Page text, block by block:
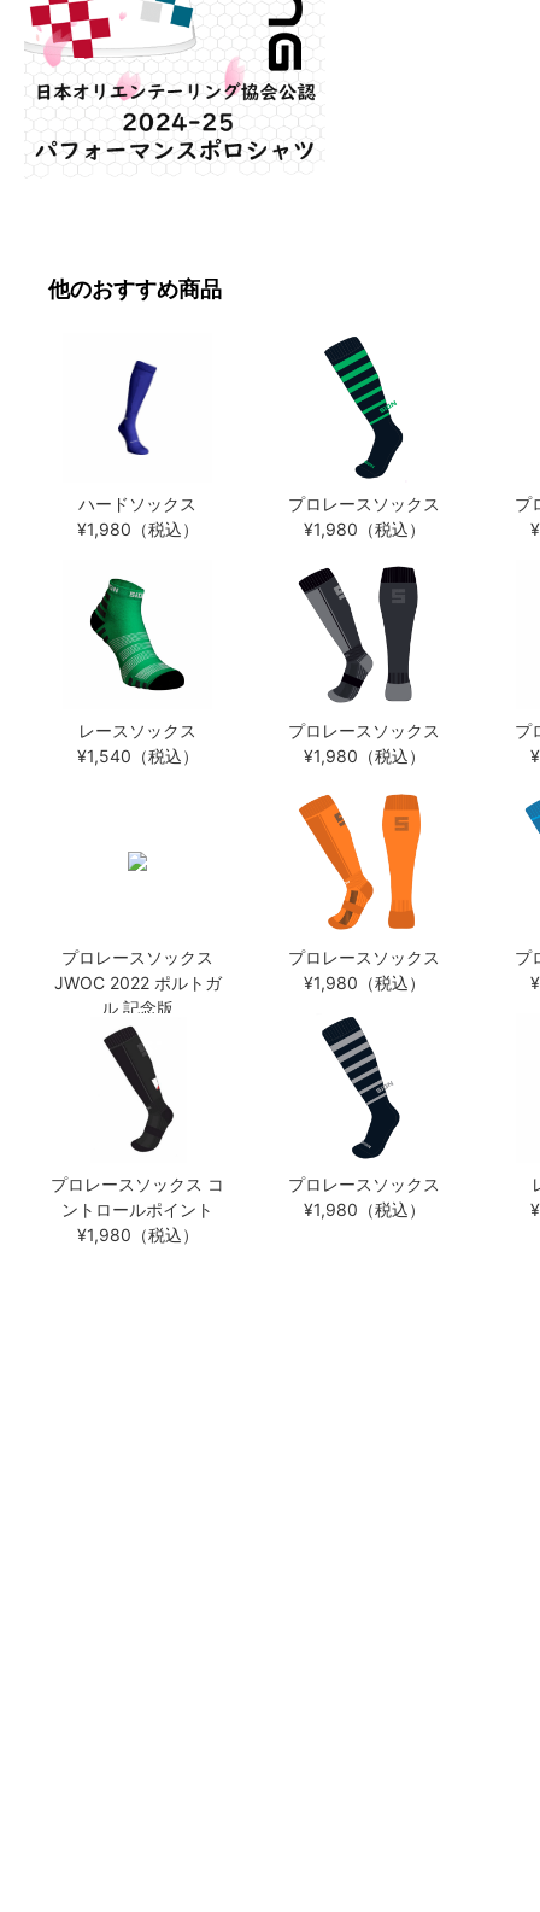
他のおすすめ商品
ハードソックス
¥1,980（税込）
プロレースソックス
¥1,980（税込）
プ
レースソックス
¥1,540（税込）
プロレースソックス
¥1,980（税込）
プ
プロレースソックス
JWOC 2022 ポルトガ
ル 記念版
¥1,980（税込）
プロレースソックス
¥1,980（税込）
プ
プロレースソックス コ
ントロールポイント
¥1,980（税込）
プロレースソックス
¥1,980（税込）